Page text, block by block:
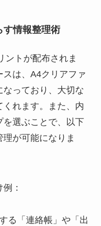
す情報整理術
ントが配布されま
は、A4クリアファ
なっており、大切な
れます。また、内
選ぶことで、以下
が可能になりま
：
る「連絡帳」や「出